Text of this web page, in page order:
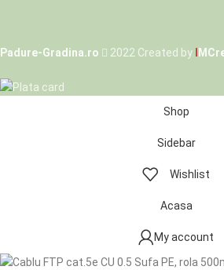
Padure-Gradina.ro 2022 Created by
Shop
Sidebar
Wishlist
Acasa
My account